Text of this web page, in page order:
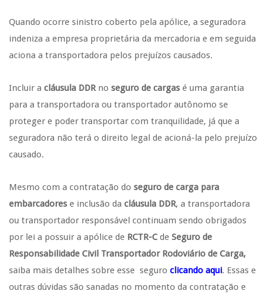
Quando ocorre sinistro coberto pela apólice, a seguradora
indeniza a empresa proprietária da mercadoria e em seguida
aciona a transportadora pelos prejuízos causados.
Incluir a cláusula DDRno seguro de cargas é uma garantia
para a transportadora ou transportador autônomo se
proteger e poder transportar com tranquilidade, já que a
seguradora não terá o direito legal de acioná-la pelo prejuízo
causado.
Mesmo com a contratação do seguro de carga para
embarcadores e inclusão da cláusula DDR, a transportadora
ou transportador responsável continuam sendo obrigados
por lei a possuir a apólice de RCTR-C de Seguro de
Responsabilidade Civil Transportador Rodoviário de Carga,
saiba mais detalhes sobre esse seguro clicando aqui. Essas e
outras dúvidas são sanadas no momento da contratação e